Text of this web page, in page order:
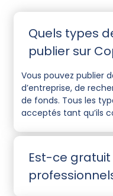
Quels types
publier sur
Vous pouvez publier
d’entreprise, de
de fonds. Tous les
acceptés tant qu’ils
Est-ce